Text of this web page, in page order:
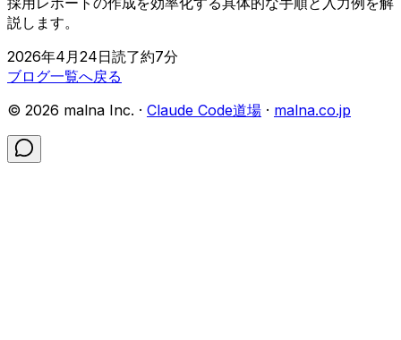
説します。
2026年4月24日読了約7分
ブログ一覧へ戻る
© 2026 malna Inc. · Claude Code道場 · malna.co.jp